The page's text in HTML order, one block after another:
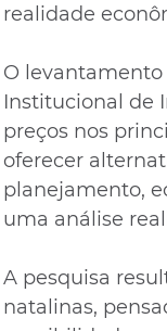
realidade
O
Institucional de
preços nos
oferecer
planejamento,
uma análise
A pesquisa
natalinas,